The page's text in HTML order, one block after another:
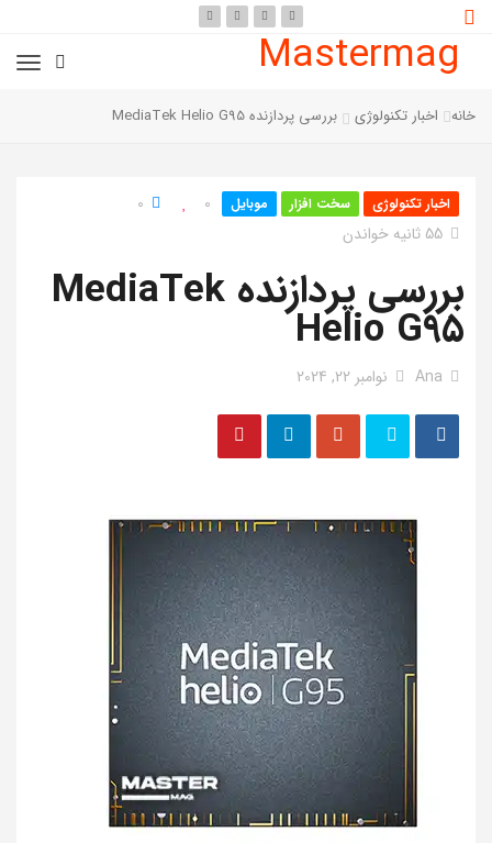
Mastermag
خانه اخبار تکنولوژی بررسی پردازنده MediaTek Helio G95
اخبار تکنولوژی سخت افزار موبایل 0
0
55 ثانیه خواندن
بررسی پردازنده MediaTek
Helio G95
Ana نوامبر 22, 2024